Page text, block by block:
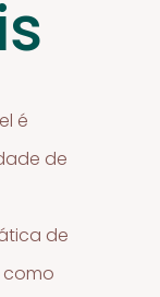
é
de
de
como